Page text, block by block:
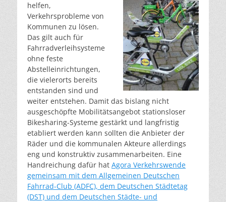
helfen,
Verkehrsprobleme von
Kommunen zu lösen.
Das gilt auch für
Fahrradverleihsysteme
ohne feste
Abstelleinrichtungen,
die vielerorts bereits
entstanden sind und
weiter entstehen. Damit das bislang nicht
ausgeschöpfte Mobilitätsangebot stationsloser
Bikesharing-Systeme gestärkt und langfristig
etabliert werden kann sollten die Anbieter der
Räder und die kommunalen Akteure allerdings
eng und konstruktiv zusammenarbeiten. Eine
Handreichung dafür hat Agora Verkehrswende
gemeinsam mit dem Allgemeinen Deutschen
Fahrrad-Club (ADFC), dem Deutschen Städtetag
(DST) und dem Deutschen Städte- und